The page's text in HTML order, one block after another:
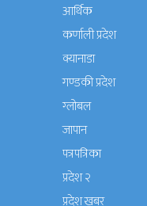
आर्थिक
कर्णाली प्रदेश
क्यानाडा
गण्डकी प्रदेश
ग्लोबल
जापान
पत्रपत्रिका
प्रदेश २